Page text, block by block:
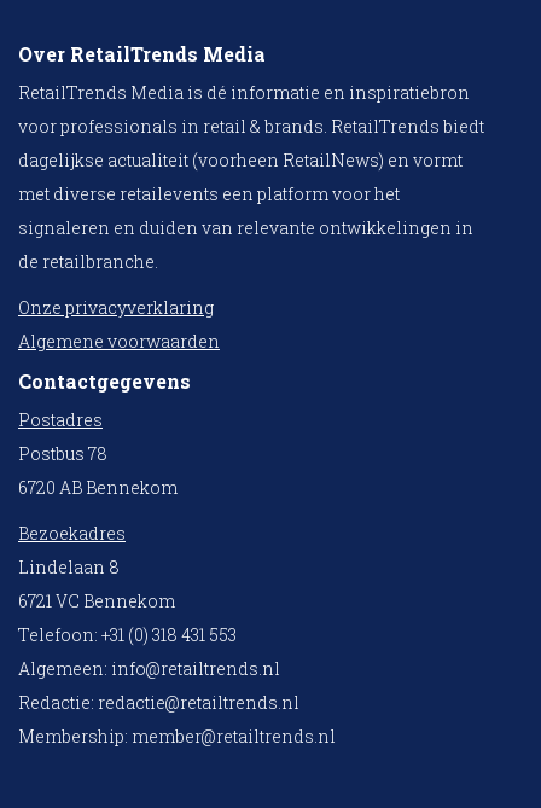
Over RetailTrends Media
RetailTrends Media is dé informatie en inspiratiebron
voor professionals in retail & brands. RetailTrends biedt
dagelijkse actualiteit (voorheen RetailNews) en vormt
met diverse retailevents een platform voor het
signaleren en duiden van relevante ontwikkelingen in
de retailbranche.
Onze privacyverklaring
Algemene voorwaarden
Contactgegevens
Postadres
Postbus 78
6720 AB Bennekom
Bezoekadres
Lindelaan 8
6721 VC Bennekom
Telefoon: +31 (0) 318 431 553
Algemeen: info@retailtrends.nl
Redactie: redactie@retailtrends.nl
Membership: member@retailtrends.nl